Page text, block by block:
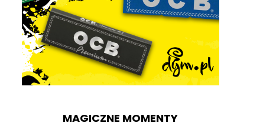
MAGICZNE MOMENTY